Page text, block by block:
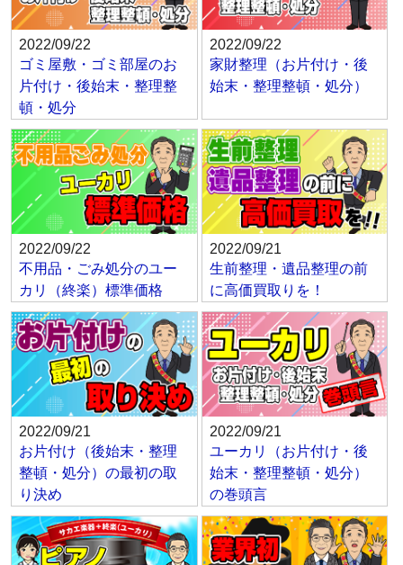
2022/09/22
ゴミ屋敷・ゴミ部屋のお
片付け・後始末・整理整
頓・処分
2022/09/22
家財整理（お片付け・後
始末・整理整頓・処分）
2022/09/22
不用品・ごみ処分のユー
カリ（終楽）標準価格
2022/09/21
生前整理・遺品整理の前
に高価買取りを！
2022/09/21
お片付け（後始末・整理
整頓・処分）の最初の取
り決め
2022/09/21
ユーカリ（お片付け・後
始末・整理整頓・処分）
の巻頭言